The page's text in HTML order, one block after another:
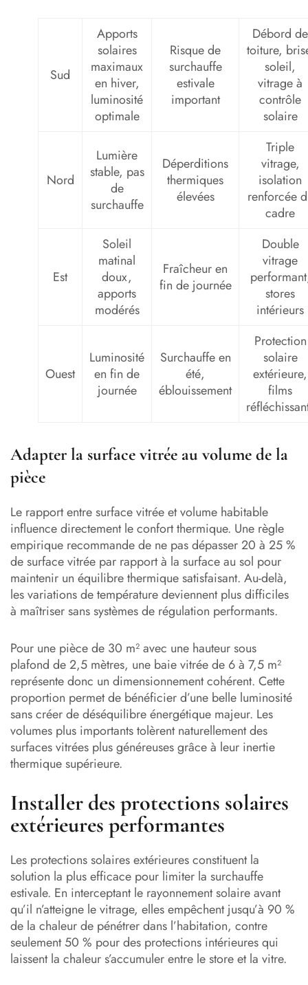
Sud
Apports
solaires
maximaux
en hiver,
luminosité
optimale
Risque de
surchauffe
estivale
important
Débord de
toiture,
soleil,
vitrage à
contrôle
solaire
Nord
Lumière
stable, pas
de
surchauffe
Déperditions
thermiques
élevées
Triple
vitrage,
isolation
renforcée
cadre
Est
Soleil
matinal
doux,
apports
modérés
Fraîcheur en
fin de journée
Double
vitrage
stores
intérieurs
Ouest
Luminosité
en fin de
journée
Surchauffe en
été,
éblouissement
Protection
solaire
extérieure,
films
Adapter la surface vitrée au volume de la
pièce
Le rapport entre surface vitrée et volume habitable
influence directement le confort thermique. Une règle
empirique recommande de ne pas dépasser 20 à 25 %
de surface vitrée par rapport à la surface au sol pour
maintenir un équilibre thermique satisfaisant. Au-delà,
les variations de température deviennent plus difficiles
à maîtriser sans systèmes de régulation performants.
Pour une pièce de 30 m² avec une hauteur sous
plafond de 2,5 mètres, une baie vitrée de 6 à 7,5 m²
représente donc un dimensionnement cohérent. Cette
proportion permet de bénéficier d’une belle luminosité
sans créer de déséquilibre énergétique majeur. Les
volumes plus importants tolèrent naturellement des
surfaces vitrées plus généreuses grâce à leur inertie
thermique supérieure.
Installer des protections solaires
extérieures performantes
Les protections solaires extérieures constituent la
solution la plus efficace pour limiter la surchauffe
estivale. En interceptant le rayonnement solaire avant
qu’il n’atteigne le vitrage, elles empêchent jusqu’à 90 %
de la chaleur de pénétrer dans l’habitation, contre
seulement 50 % pour des protections intérieures qui
laissent la chaleur s’accumuler entre le store et la vitre.